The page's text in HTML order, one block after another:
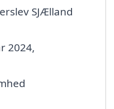
SJÆlland
2024,